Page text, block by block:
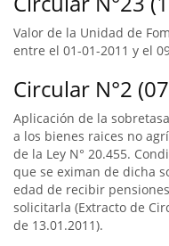
Valor de la Unidad de
entre el 01-01-2011 y el
Circular N°2
Aplicación de la
a los bienes raices no
de la Ley N° 20.455.
que se eximan de dicha
edad de recibir
solicitarla (Extracto de
de 13.01.2011).